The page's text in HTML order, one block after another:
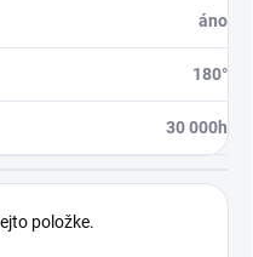
áno
180°
30 000h
položke.